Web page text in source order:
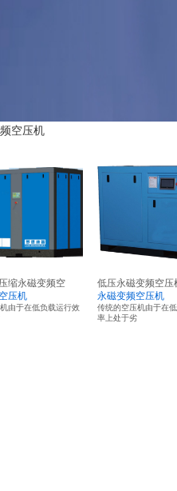
空压机
缩永磁变频空
压机
由于在低负载运行效
低压永磁变频空压
永磁变频空压机
传统的空压机由于在
率上处于劣